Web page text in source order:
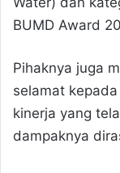
BUMD Award
Pihaknya juga
selamat
kinerja yang
dampaknya